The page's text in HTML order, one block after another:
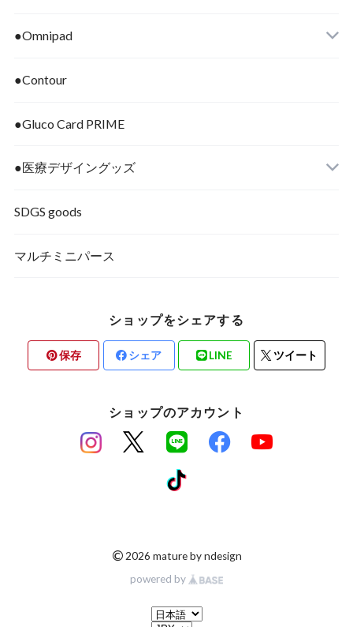
●Omnipad
●Contour
●Gluco Card PRIME
●医療デザイングッズ
SDGS goods
マルチミニパース
ショップをシェアする
保存 シェア LINE ツイート
ショップのアカウント
©2026 mature by ndesign
powered by